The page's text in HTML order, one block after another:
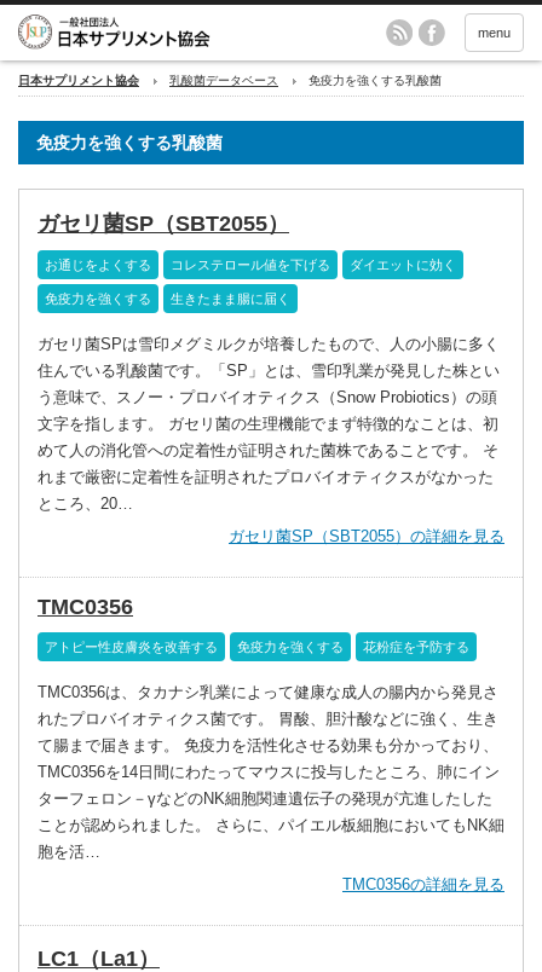
menu
日本サプリメント協会 乳酸菌データベース 免疫力を強くする乳酸菌
免疫力を強くする乳酸菌
ガセリ菌SP（SBT2055）
お通じをよくする コレステロール値を下げる ダイエットに効く
免疫力を強くする 生きたまま腸に届く
ガセリ菌SPは雪印メグミルクが培養したもので、人の小腸に多く
住んでいる乳酸菌です。「SP」とは、雪印乳業が発見した株とい
う意味で、スノー・プロバイオティクス（Snow Probiotics）の頭
文字を指します。 ガセリ菌の生理機能でまず特徴的なことは、初
めて人の消化管への定着性が証明された菌株であることです。 そ
れまで厳密に定着性を証明されたプロバイオティクスがなかった
ところ、20…
ガセリ菌SP（SBT2055）の詳細を見る
TMC0356
アトピー性皮膚炎を改善する 免疫力を強くする 花粉症を予防する
TMC0356は、タカナシ乳業によって健康な成人の腸内から発見さ
れたプロバイオティクス菌です。 胃酸、胆汁酸などに強く、生き
て腸まで届きます。 免疫力を活性化させる効果も分かっており、
TMC0356を14日間にわたってマウスに投与したところ、肺にイン
ターフェロン－γなどのNK細胞関連遺伝子の発現が亢進したした
ことが認められました。 さらに、パイエル板細胞においてもNK細
胞を活…
TMC0356の詳細を見る
LC1（La1）